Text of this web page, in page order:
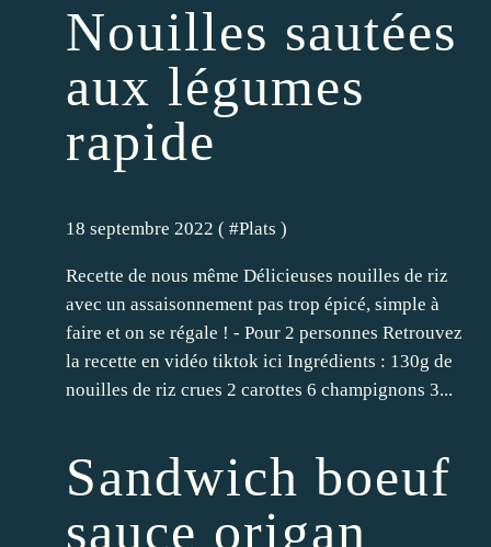
Nouilles sautées
aux légumes
rapide
18 septembre 2022 ( #Plats )
Recette de nous même Délicieuses nouilles de riz
avec un assaisonnement pas trop épicé, simple à
faire et on se régale ! - Pour 2 personnes Retrouvez
la recette en vidéo tiktok ici Ingrédients : 130g de
nouilles de riz crues 2 carottes 6 champignons 3...
Sandwich boeuf
sauce origan